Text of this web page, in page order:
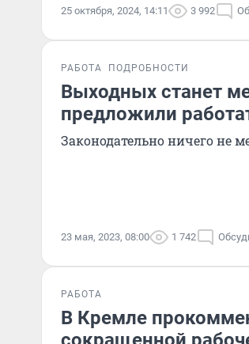
25 октября, 2024, 14:11 3 992
РАБОТА ПОДРОБНОСТИ
Выходных станет
предложили
Законодательно ничего не
23 мая, 2023, 08:00 1 742
РАБОТА
В Кремле